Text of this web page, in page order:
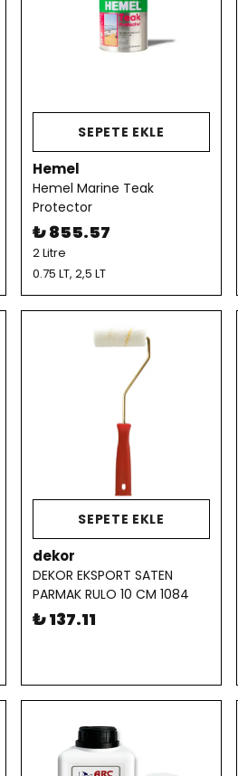
SEPETE EKLE
Hemel
Hemel Marine Teak
Protector
₺ 855.57
2 Litre
0.75 LT, 2,5 LT
SEPETE EKLE
dekor
DEKOR EKSPORT SATEN
PARMAK RULO 10 CM 1084
₺ 137.11